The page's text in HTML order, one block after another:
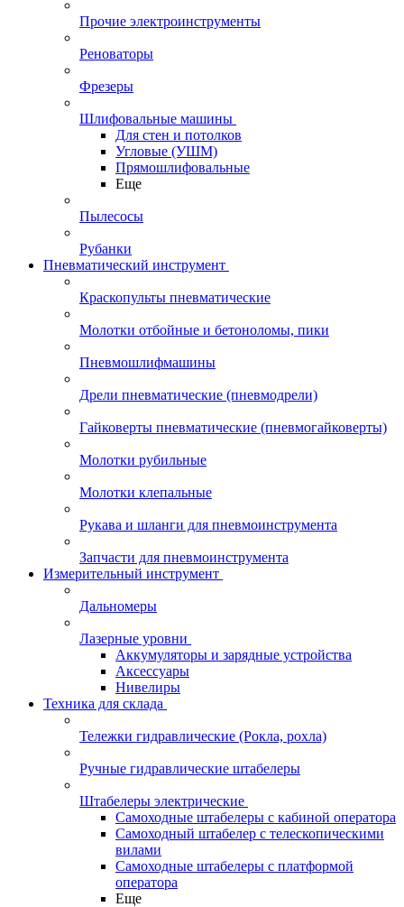
Прочие электроинструменты
Реноваторы
Фрезеры
Шлифовальные машины
Для стен и потолков
Угловые (УШМ)
Прямошлифовальные
Еще
Пылесосы
Рубанки
Пневматический инструмент
Краскопульты пневматические
Молотки отбойные и бетоноломы, пики
Пневмошлифмашины
Дрели пневматические (пневмодрели)
Гайковерты пневматические (пневмогайковерты)
Молотки рубильные
Молотки клепальные
Рукава и шланги для пневмоинструмента
Запчасти для пневмоинструмента
Измерительный инструмент
Дальномеры
Лазерные уровни
Аккумуляторы и зарядные устройства
Аксессуары
Нивелиры
Техника для склада
Тележки гидравлические (Рокла, рохла)
Ручные гидравлические штабелеры
Штабелеры электрические
Самоходные штабелеры с кабиной оператора
Самоходный штабелер с телескопическими
вилами
Самоходные штабелеры с платформой
оператора
Еще